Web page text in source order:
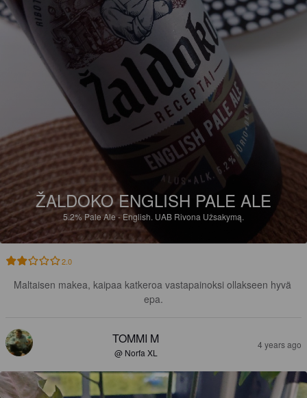
ŽALDOKO ENGLISH PALE ALE
5.2% Pale Ale - English. UAB Rivona Užsakymą.
2.0
Maltaisen makea, kaipaa katkeroa vastapainoksi ollakseen hyvä
epa.
TOMMI M
@ Norfa XL
4 years ago